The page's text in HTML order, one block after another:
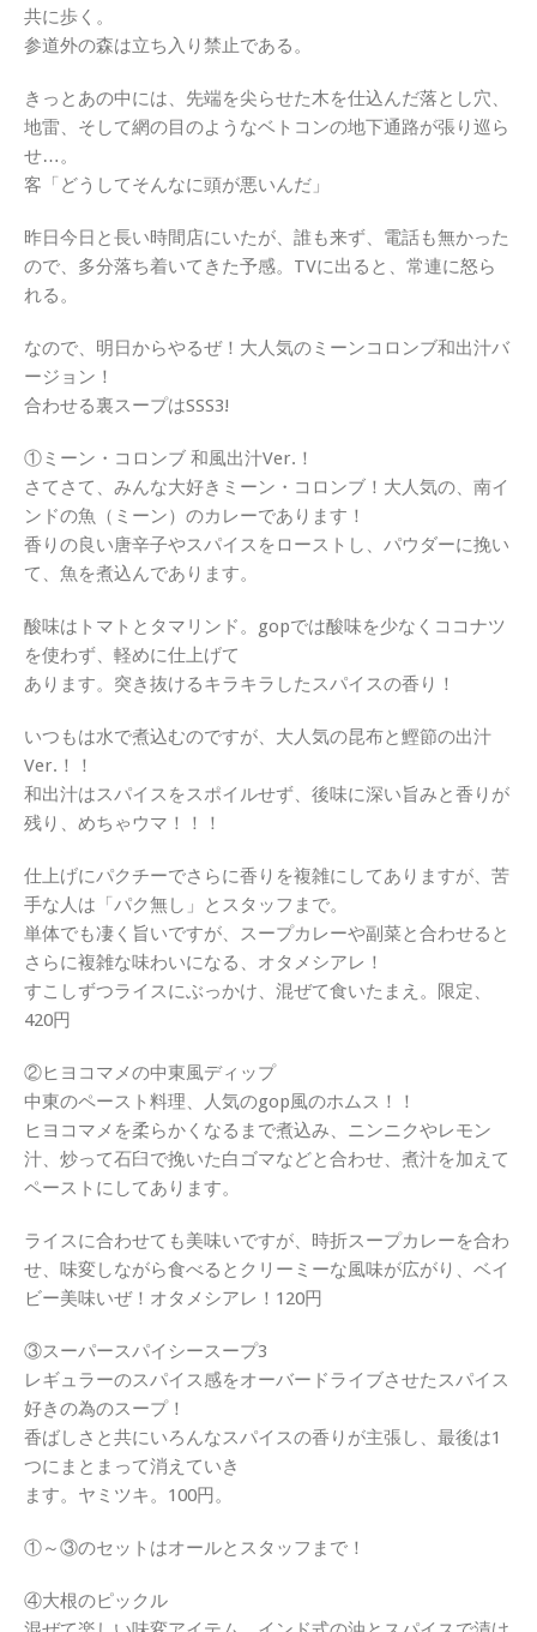
共に歩く。
参道外の森は立ち入り禁止である。
きっとあの中には、先端を尖らせた木を仕込んだ落とし穴、
地雷、そして網の目のようなベトコンの地下通路が張り巡ら
せ…。
客「どうしてそんなに頭が悪いんだ」
昨日今日と長い時間店にいたが、誰も来ず、電話も無かった
ので、多分落ち着いてきた予感。TVに出ると、常連に怒ら
れる。
なので、明日からやるぜ！大人気のミーンコロンブ和出汁バ
ージョン！
合わせる裏スープはSSS3!
①ミーン・コロンブ 和風出汁Ver.！
さてさて、みんな大好きミーン・コロンブ！大人気の、南イ
ンドの魚（ミーン）のカレーであります！
香りの良い唐辛子やスパイスをローストし、パウダーに挽い
て、魚を煮込んであります。
酸味はトマトとタマリンド。gopでは酸味を少なくココナツ
を使わず、軽めに仕上げて
あります。突き抜けるキラキラしたスパイスの香り！
いつもは水で煮込むのですが、大人気の昆布と鰹節の出汁
Ver.！！
和出汁はスパイスをスポイルせず、後味に深い旨みと香りが
残り、めちゃウマ！！！
仕上げにパクチーでさらに香りを複雑にしてありますが、苦
手な人は「パク無し」とスタッフまで。
単体でも凄く旨いですが、スープカレーや副菜と合わせると
さらに複雑な味わいになる、オタメシアレ！
すこしずつライスにぶっかけ、混ぜて食いたまえ。限定、
420円
②ヒヨコマメの中東風ディップ
中東のペースト料理、人気のgop風のホムス！！
ヒヨコマメを柔らかくなるまで煮込み、ニンニクやレモン
汁、炒って石臼で挽いた白ゴマなどと合わせ、煮汁を加えて
ペーストにしてあります。
ライスに合わせても美味いですが、時折スープカレーを合わ
せ、味変しながら食べるとクリーミーな風味が広がり、ベイ
ビー美味いぜ！オタメシアレ！120円
③スーパースパイシースープ3
レギュラーのスパイス感をオーバードライブさせたスパイス
好きの為のスープ！
香ばしさと共にいろんなスパイスの香りが主張し、最後は1
つにまとまって消えていき
ます。ヤミツキ。100円。
①～③のセットはオールとスタッフまで！
④大根のピックル